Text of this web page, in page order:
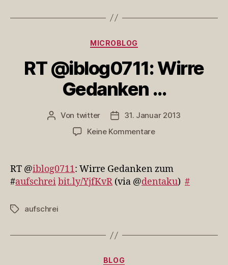
Kategorien
MICROBLOG
RT @iblog0711: Wirre
Gedanken …
Beitragsautor
Von twitter Veröffentlichungsdatum
31. Januar 2013
Keine Kommentarezu
Wirre
Gedanken
…
RT @iblog0711: Wirre Gedanken zum
#aufschreibit.ly/YjfKvR (via @dentaku) #
Schlagwörter
aufschrei
Kategorien
BLOG